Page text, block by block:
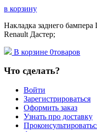
в корзину
Накладка заднего
Renault Дастер;
В корзине 0товаров
Что сделать?
Войти
Зарегистрироваться
Оформить заказ
Узнать про доставку